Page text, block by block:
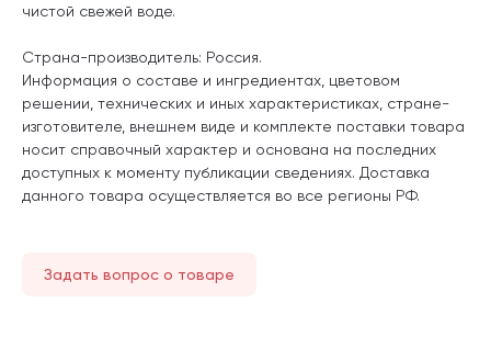
чистой свежей воде.
Страна-производитель: Россия.
Информация о составе и ингредиентах, цветовом
решении, технических и иных характеристиках, стране-
изготовителе, внешнем виде и комплекте поставки товара
носит справочный характер и основана на последних
доступных к моменту публикации сведениях. Доставка
данного товара осуществляется во все регионы РФ.
Задать вопрос о товаре